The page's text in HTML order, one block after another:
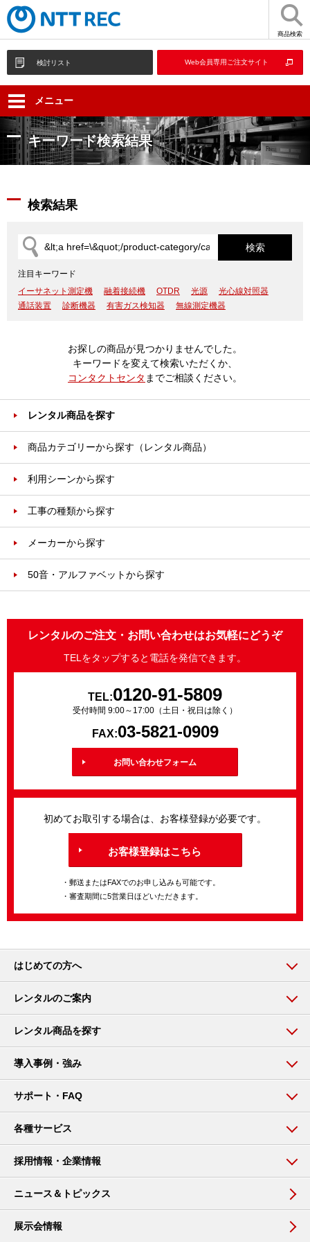
商品検索
検討リスト Web会員専用ご注文サイト
メニュー
キーワード検索結果
検索結果
注目キーワード
イーサネット測定機
融着接続機 OTDR 光源
光心線対照器
通話装置
診断機器 有害ガス検知器 無線測定機器
お探しの商品が見つかりませんでした。
キーワードを変えて検索いただくか、
コンタクトセンタ までご相談ください。
レンタル商品を探す
商品カテゴリーから探す（レンタル商品）
利用シーンから探す
工事の種類から探す
メーカーから探す
50音・アルファベットから探す
レンタルのご注文・お問い合わせはお気軽にどうぞ
TELをタップすると電話を発信できます。
TEL:0120-91-5809
受付時間 9:00～17:00（土日・祝日は除く）
FAX:03-5821-0909
お問い合わせフォーム
初めてお取引する場合は、お客様登録が必要です。
お客様登録はこちら
・郵送またはFAXでのお申し込みも可能です。
・審査期間に5営業日ほどいただきます。
はじめての方へ
レンタルのご案内
レンタル商品を探す
導入事例・強み
サポート・FAQ
各種サービス
採用情報・企業情報
ニュース＆トピックス
展示会情報